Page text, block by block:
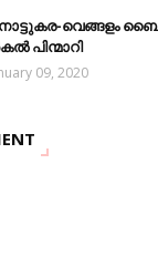
വെങ്ങളം
പിന്മാറി
09, 2020